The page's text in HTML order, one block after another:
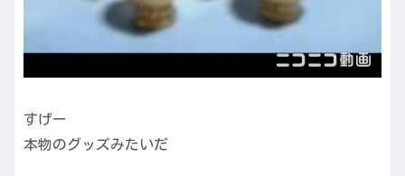
すげー
本物のグッズみたいだ